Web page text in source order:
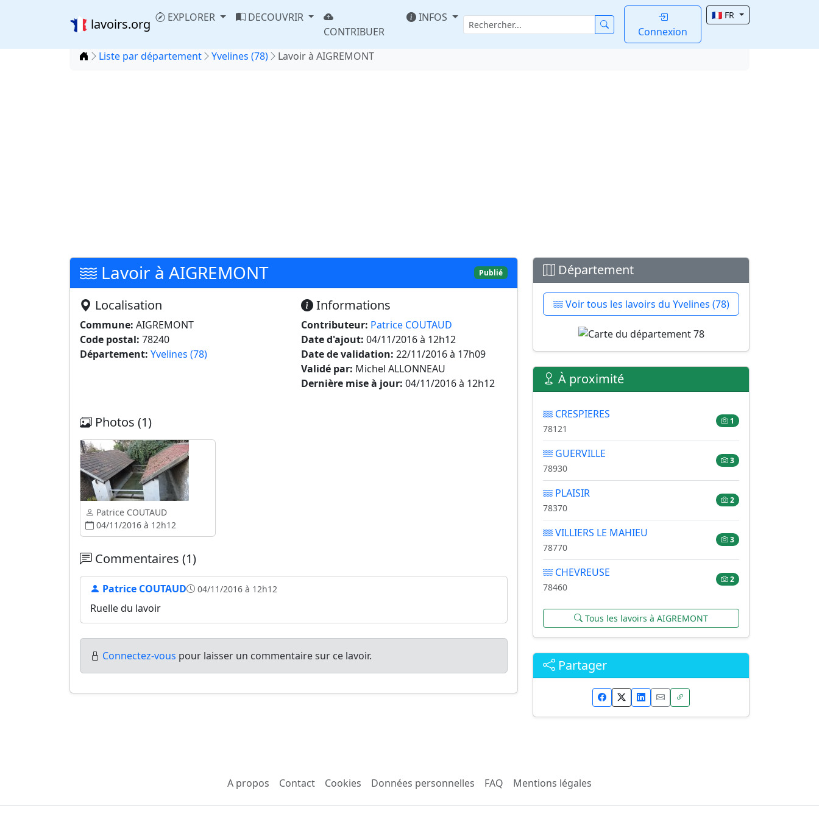
lavoirs.org EXPLORER
DECOUVRIR
CONTRIBUER
INFOS
Connexion
🇫🇷 FR
Accueil
Liste par département Yvelines (78) Lavoir à AIGREMONT
Lavoir à AIGREMONT Publié
Localisation
Commune: AIGREMONT
Code postal: 78240
Département: Yvelines (78)
Informations
Contributeur: Patrice COUTAUD
Date d'ajout: 04/11/2016 à 12h12
Date de validation: 22/11/2016 à 17h09
Validé par: Michel ALLONNEAU
Dernière mise à jour: 04/11/2016 à 12h12
Photos (1)
Patrice COUTAUD
04/11/2016 à 12h12
Commentaires (1)
Patrice COUTAUD 04/11/2016 à 12h12
Ruelle du lavoir
Connectez-vous pour laisser un commentaire sur ce lavoir.
Département
Voir tous les lavoirs du Yvelines (78)
À proximité
CRESPIERES
78121
1
GUERVILLE
78930
3
PLAISIR
78370
2
VILLIERS LE MAHIEU
78770
3
CHEVREUSE
78460
2
Tous les lavoirs à AIGREMONT
Partager
A propos Contact Cookies Données personnelles FAQ Mentions légales